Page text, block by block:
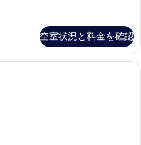
空室状況と料金を確認
デスク、遮光カーテン、WiFi (無料)